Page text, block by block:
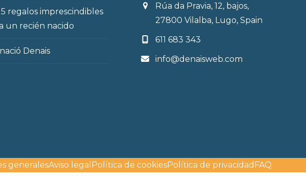
5 regalos imprescindibles
un recién nacido
Denais
Rúa da Pravia, 12, bajos,
27800 Vilalba, Lugo, Spain
611 683 343
info@denaisweb.com
generalesAviso legal Política de cookiesPolítica de privacidad FAQ